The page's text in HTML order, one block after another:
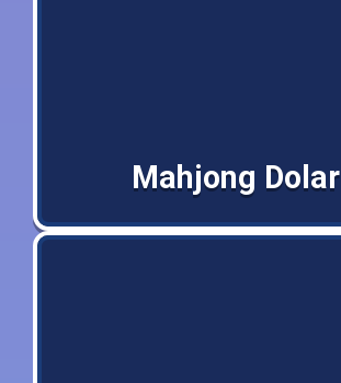
Mahjong Dolar